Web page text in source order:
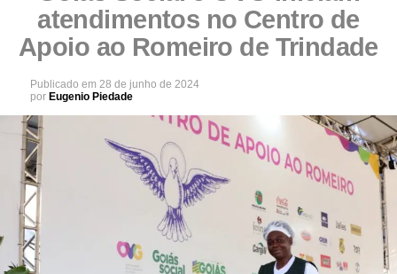
atendimentos no Centro de
Apoio ao Romeiro de Trindade
Publicado em 28 de junho de 2024
por Eugenio Piedade